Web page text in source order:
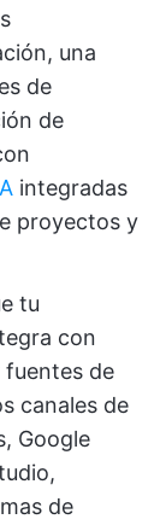
una
de
de
integradas
proyectos y
tu
con
fuentes de
canales de
Google
de